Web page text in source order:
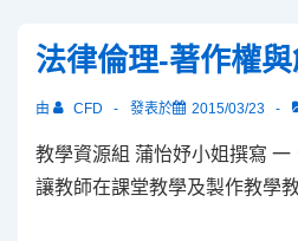
法律倫理-著作權
由 CFD 發表於 2015/03/23
教學資源組 蒲怡妤小姐撰寫
讓教師在課堂教學及製作教學